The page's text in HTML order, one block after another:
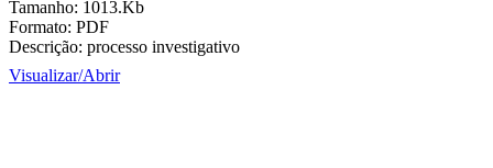
Tamanho: 1013.Kb
Formato: PDF
Descrição: processo investigativo
Visualizar/Abrir